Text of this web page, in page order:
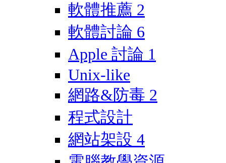
軟體推薦 2
軟體討論 6
Apple 討論 1
Unix-like
網路&防毒 2
程式設計
網站架設 4